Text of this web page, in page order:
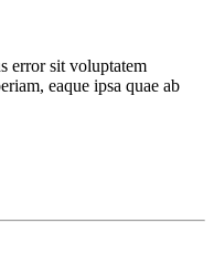
error sit voluptatem
eaque ipsa quae ab